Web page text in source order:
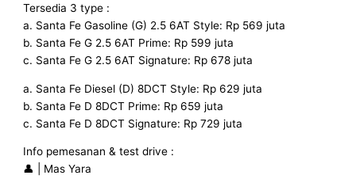
Tersedia 3 type :
a. Santa Fe Gasoline (G) 2.5 6AT Style: Rp 569 juta
b. Santa Fe G 2.5 6AT Prime: Rp 599 juta
c. Santa Fe G 2.5 6AT Signature: Rp 678 juta
a. Santa Fe Diesel (D) 8DCT Style: Rp 629 juta
b. Santa Fe D 8DCT Prime: Rp 659 juta
c. Santa Fe D 8DCT Signature: Rp 729 juta
Info pemesanan & test drive :
👤 | Mas Yara